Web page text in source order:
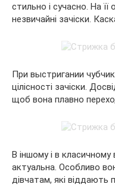
стильно і сучасно. На
незвичайні зачіски.
При выстригании
цілісності зачіски.
щоб вона плавно
В іншому і в
актуальна. Особливо
дівчатам, які віддають